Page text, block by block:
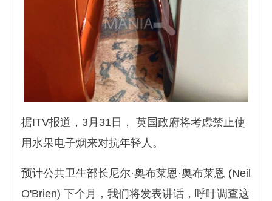
据ITV报道，3月31日， 英国政府将考虑禁止使
用水果电子烟来对抗年轻人。
预计公共卫生部长尼尔·奥布莱恩·奥布莱恩 (Neil
O'Brien) 下个月，我们将发表讲话，呼吁调查这